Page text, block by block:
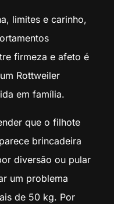
limites e carinho,
firmeza e afeto é
Rottweiler
em família.
que o filhote
brincadeira
diversão ou pular
um problema
de 50 kg. Por